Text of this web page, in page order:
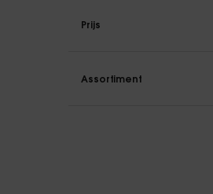
Prijs
Assortiment